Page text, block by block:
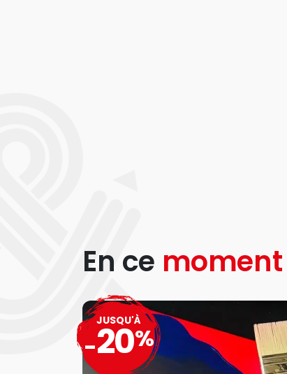
En ce moment
JUSQU'À
-20%